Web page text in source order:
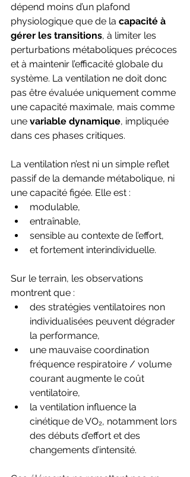
dépend moins d’un plafond
physiologique que de la capacité à
gérer les transitions, à limiter les
perturbations métaboliques précoces
et à maintenir l’efficacité globale du
système. La ventilation ne doit donc
pas être évaluée uniquement comme
une capacité maximale, mais comme
une variable dynamique, impliquée
dans ces phases critiques.
La ventilation n’est ni un simple reflet
passif de la demande métabolique, ni
une capacité figée. Elle est :
modulable,
entraînable,
sensible au contexte de l’effort,
et fortement interindividuelle.
Sur le terrain, les observations
montrent que :
des stratégies ventilatoires non
individualisées peuvent dégrader
la performance,
une mauvaise coordination
fréquence respiratoire / volume
courant augmente le coût
ventilatoire,
la ventilation influence la
cinétique de VO₂, notamment lors
des débuts d’effort et des
changements d’intensité.